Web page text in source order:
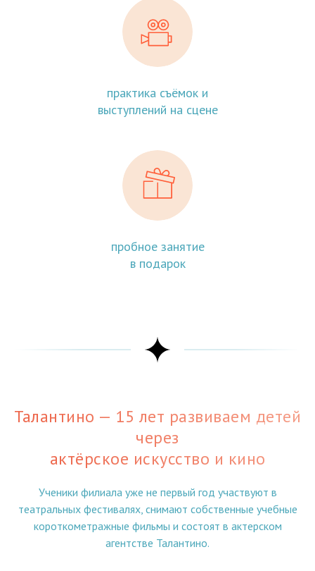
практика съёмок и
выступлений на сцене
пробное занятие
в подарок
Талантино — 15 лет развиваем детей
через
актёрское искусство и кино
Ученики филиала уже не первый год участвуют в
театральных фестивалях, снимают собственные учебные
короткометражные фильмы и состоят в актерском
агентстве Талантино.